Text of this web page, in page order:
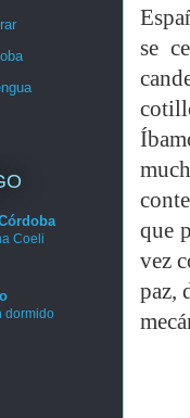
se
que
vez
paz,
Coeli
dormido